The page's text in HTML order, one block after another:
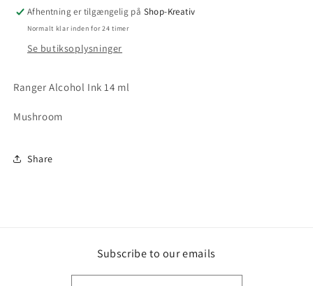
Afhentning er tilgængelig på Shop-Kreativ
Normalt klar inden for 24 timer
Se butiksoplysninger
Ranger Alcohol Ink 14 ml
Mushroom
Share
Subscribe to our emails